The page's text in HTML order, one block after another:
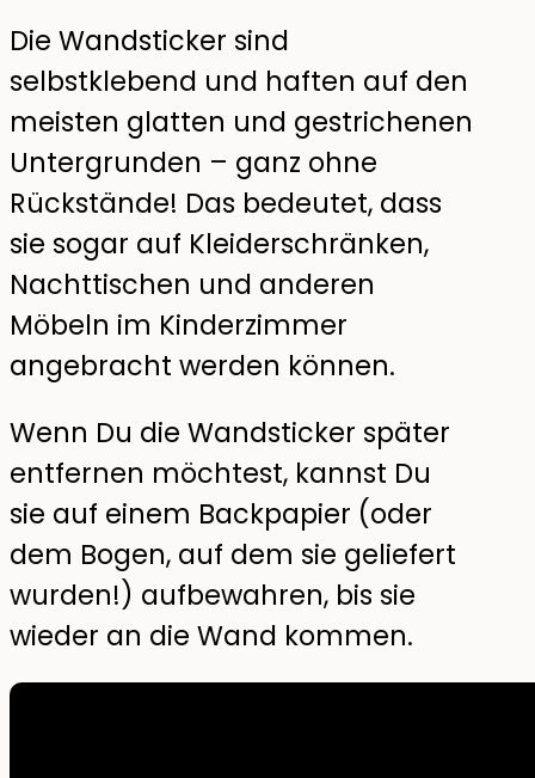
Die Wandsticker sind
selbstklebend und haften auf den
meisten glatten und gestrichenen
Untergrunden – ganz ohne
Rückstände! Das bedeutet, dass
sie sogar auf Kleiderschränken,
Nachttischen und anderen
Möbeln im Kinderzimmer
angebracht werden können.
Wenn Du die Wandsticker später
entfernen möchtest, kannst Du
sie auf einem Backpapier (oder
dem Bogen, auf dem sie geliefert
wurden!) aufbewahren, bis sie
wieder an die Wand kommen.